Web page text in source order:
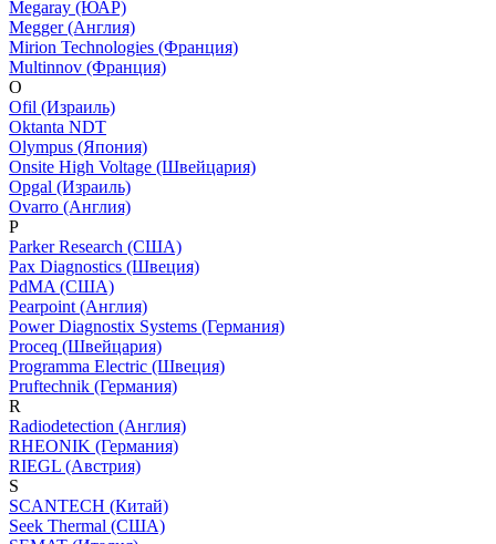
Megaray (ЮАР)
Megger (Англия)
Mirion Technologies (Франция)
Multinnov (Франция)
O
Ofil (Израиль)
Oktanta NDT
Olympus (Япония)
Onsite High Voltage (Швейцария)
Opgal (Израиль)
Ovarro (Англия)
P
Parker Research (США)
Pax Diagnostics (Швеция)
PdMA (США)
Pearpoint (Англия)
Power Diagnostix Systems (Германия)
Proceq (Швейцария)
Programma Electric (Швеция)
Pruftechnik (Германия)
R
Radiodetection (Англия)
RHEONIK (Германия)
RIEGL (Австрия)
S
SCANTECH (Китай)
Seek Thermal (США)